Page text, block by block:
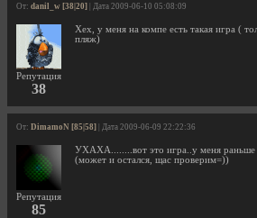
От: danil_w [38|20] | Дата 2009-06-10 05:08:09
Репутация
38
Хех, у меня на компе есть такая игра (
пляж)
От: DimamoN [85|58] | Дата 2009-06-09 22:22:36
Репутация
85
УХАХА........вот это игра..у меня раньше
(может и остался, щас проверим=))